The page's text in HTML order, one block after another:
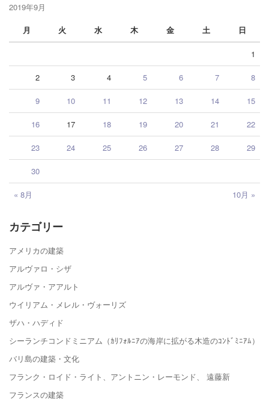
2019年9月
月
火 水 木 金 土 日
« 8月 10月 »
1
2 3 4 5 6 7 8
9 10 11 12 13 14 15
16 17 18 19 20 21 22
23 24 25 26 27 28 29
30
カテゴリー
アメリカの建築
アルヴァロ・シザ
アルヴァ・アアルト
ウイリアム・メレル・ヴォーリズ
ザハ・ハディド
シーランチコンドミニアム（ｶﾘﾌｫﾙﾆｱの海岸に拡がる木造のｺﾝﾄﾞﾐﾆｱﾑ）
バリ島の建築・文化
フランク・ロイド・ライト、アントニン・レーモンド、 遠藤新
フランスの建築